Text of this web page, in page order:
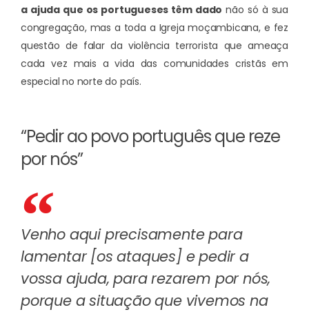
a ajuda que os portugueses têm dado não só à sua
congregação, mas a toda a Igreja moçambicana, e fez
questão de falar da violência terrorista que ameaça
cada vez mais a vida das comunidades cristãs em
especial no norte do país.
“Pedir ao povo português que reze
por nós”
Venho aqui precisamente para
lamentar [os ataques] e pedir a
vossa ajuda, para rezarem por nós,
porque a situação que vivemos na